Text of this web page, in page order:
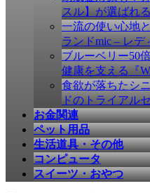
スル】が選ばれ
一流の使い心地
ランドmic – レデ
ブルーベリー50
健康を支える『
食欲が落ちたシ
ドのトライアル
お金関連
ペット用品
生活道具・その他
コンピュータ
スイーツ・おやつ